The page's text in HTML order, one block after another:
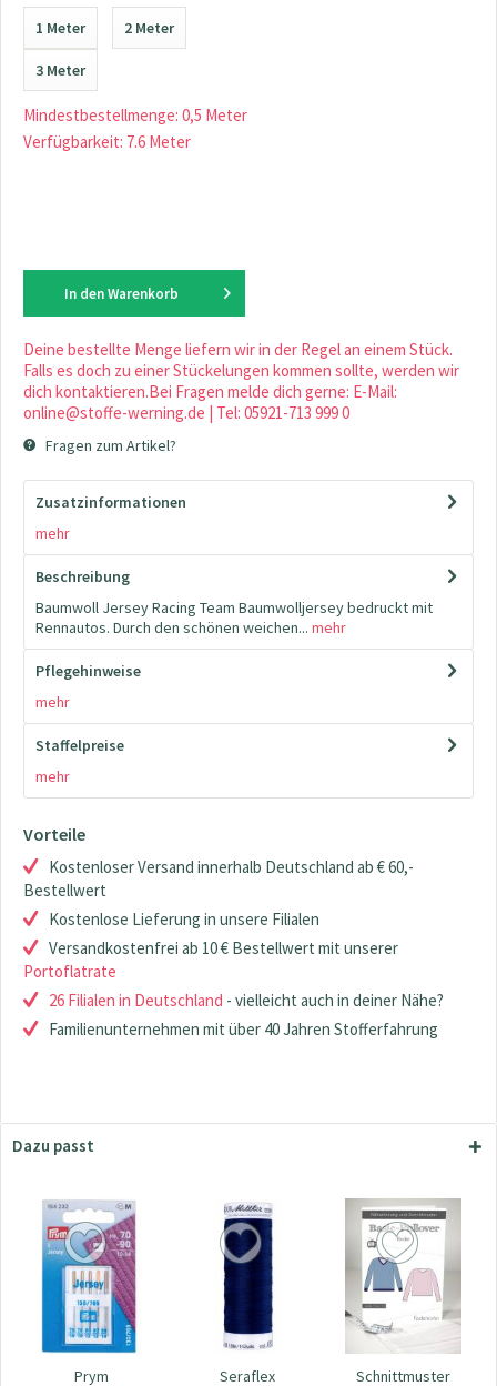
1 Meter 2 Meter
3 Meter
Mindestbestellmenge: 0,5 Meter
Verfügbarkeit: 7.6 Meter
In den Warenkorb
Deine bestellte Menge liefern wir in der Regel an einem Stück.
Falls es doch zu einer Stückelungen kommen sollte, werden wir
dich kontaktieren.Bei Fragen melde dich gerne: E-Mail:
online@stoffe-werning.de | Tel: 05921-713 999 0
Fragen zum Artikel?
Zusatzinformationen
mehr
Beschreibung
Baumwoll Jersey Racing Team Baumwolljersey bedruckt mit
Rennautos. Durch den schönen weichen... mehr
Pflegehinweise
mehr
Staffelpreise
mehr
Vorteile
Kostenloser Versand innerhalb Deutschland ab € 60,-
Bestellwert
Kostenlose Lieferung in unsere Filialen
Versandkostenfrei ab 10 € Bestellwert mit unserer
Portoflatrate
26 Filialen in Deutschland - vielleicht auch in deiner Nähe?
Familienunternehmen mit über 40 Jahren Stofferfahrung
Dazu passt
Prym
Seraflex
Schnittmuster